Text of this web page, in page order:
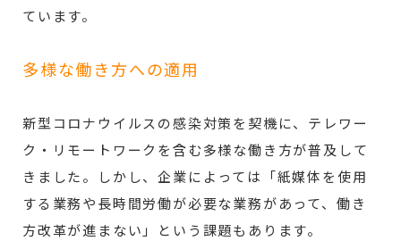
ています。
多様な働き方への適用
新型コロナウイルスの感染対策を契機に、テレワー
ク・リモートワークを含む多様な働き方が普及して
きました。しかし、企業によっては「紙媒体を使用
する業務や長時間労働が必要な業務があって、働き
方改革が進まない」という課題もあります。